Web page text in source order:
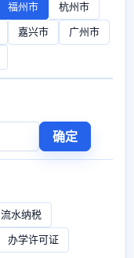
福州市 杭州市
嘉兴市 广州市
确定
流水纳税
办学许可证